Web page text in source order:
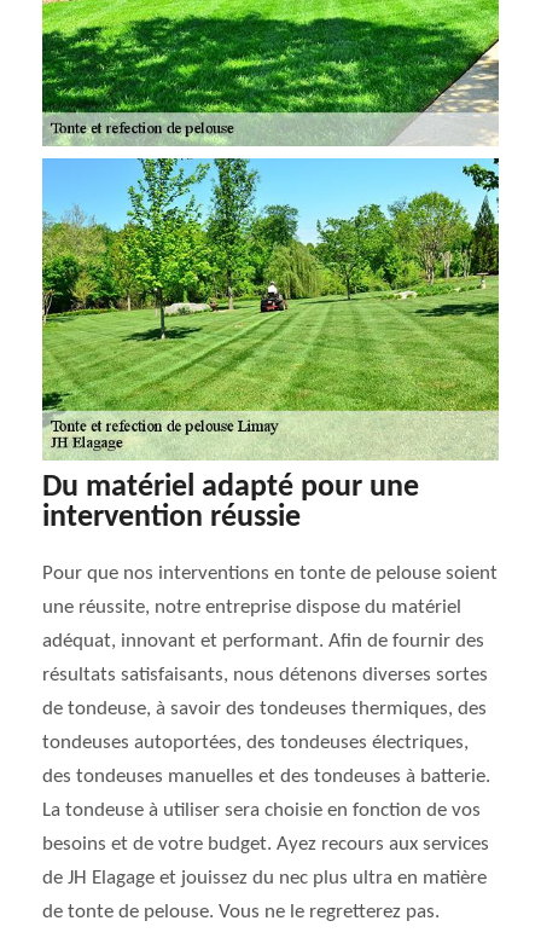
Du matériel adapté pour une
intervention réussie
Pour que nos interventions en tonte de pelouse soient
une réussite, notre entreprise dispose du matériel
adéquat, innovant et performant. Afin de fournir des
résultats satisfaisants, nous détenons diverses sortes
de tondeuse, à savoir des tondeuses thermiques, des
tondeuses autoportées, des tondeuses électriques,
des tondeuses manuelles et des tondeuses à batterie.
La tondeuse à utiliser sera choisie en fonction de vos
besoins et de votre budget. Ayez recours aux services
de JH Elagage et jouissez du nec plus ultra en matière
de tonte de pelouse. Vous ne le regretterez pas.